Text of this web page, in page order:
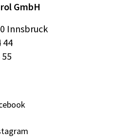
GmbH
Innsbruck
44